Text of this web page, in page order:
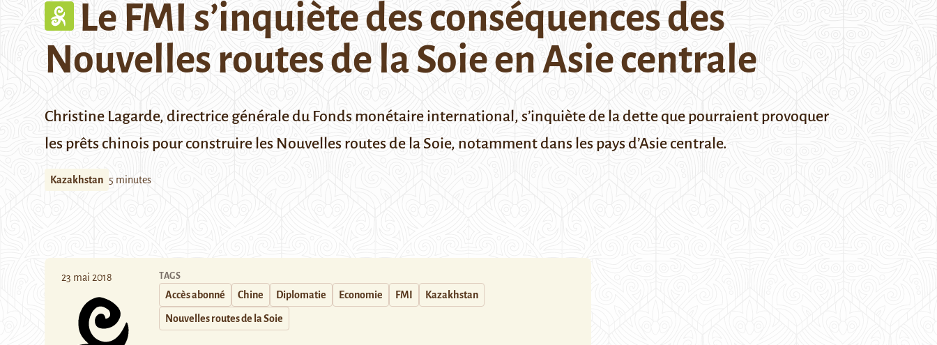
Le FMI s’inquiète des conséquences des
Nouvelles routes de la Soie en Asie centrale
Christine Lagarde, directrice générale du Fonds monétaire international, s’inquiète de la dette que pourraient provoquer
les prêts chinois pour construire les Nouvelles routes de la Soie, notamment dans les pays d’Asie centrale.
Kazakhstan 5 minutes
23 mai 2018 TAGS
Accès abonné Chine Diplomatie Economie FMI Kazakhstan
Nouvelles routes de la Soie